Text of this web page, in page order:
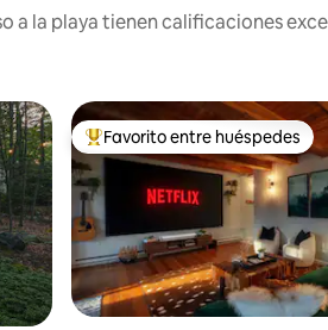
a la playa tienen calificaciones
De los mejores en Favorito
Favorito entre huéspedes